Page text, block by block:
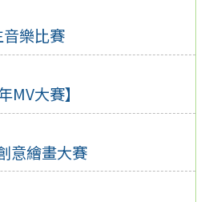
樂比賽
MV大賽】
意繪畫大賽